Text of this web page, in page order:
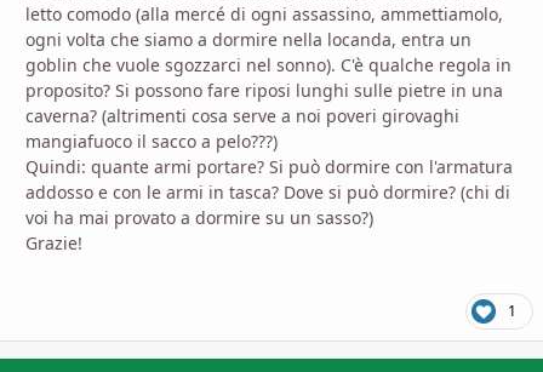
letto comodo (alla mercé di ogni assassino, ammettiamolo,
ogni volta che siamo a dormire nella locanda, entra un
goblin che vuole sgozzarci nel sonno). C'è qualche regola in
proposito? Si possono fare riposi lunghi sulle pietre in una
caverna? (altrimenti cosa serve a noi poveri girovaghi
mangiafuoco il sacco a pelo???)
Quindi: quante armi portare? Si può dormire con l'armatura
addosso e con le armi in tasca? Dove si può dormire? (chi di
voi ha mai provato a dormire su un sasso?)
Grazie!
1